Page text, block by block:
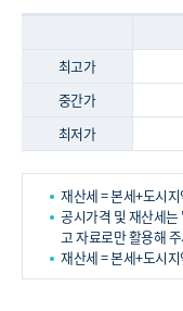
최고가
중간가
최저가
재산세 = 본세+도시
공시가격 및 재산세
고 자료로만 활용해
재산세 = 본세+도시